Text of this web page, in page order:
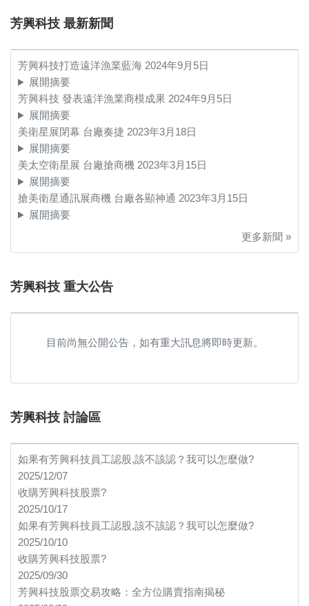
芳興科技 最新新聞
芳興科技打造遠洋漁業藍海 2024年9月5日
展開摘要
芳興科技 發表遠洋漁業商模成果 2024年9月5日
展開摘要
美衛星展閉幕 台廠奏捷 2023年3月18日
展開摘要
美太空衛星展 台廠搶商機 2023年3月15日
展開摘要
搶美衛星通訊展商機 台廠各顯神通 2023年3月15日
展開摘要
更多新聞 »
芳興科技 重大公告
目前尚無公開公告，如有重大訊息將即時更新。
芳興科技 討論區
如果有芳興科技員工認股,該不該認？我可以怎麼做?
2025/12/07
收購芳興科技股票?
2025/10/17
如果有芳興科技員工認股,該不該認？我可以怎麼做?
2025/10/10
收購芳興科技股票?
2025/09/30
芳興科技股票交易攻略：全方位購賣指南揭秘